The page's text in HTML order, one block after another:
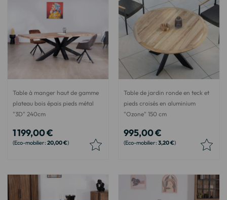
Table à manger haut de gamme
plateau bois épais pieds métal
"3D" 240cm
1 199,00 €
20,00 €
Table de jardin ronde en teck et
pieds croisés en aluminium
"Ozone" 150 cm
995,00 €
3,20 €